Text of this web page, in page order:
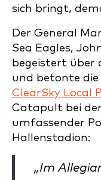
sich bringt,
Der General
Sea Eagles,
begeistert über
und betonte die
ClearSky Local
Catapult bei
umfassender
Hallenstadion:
„Im